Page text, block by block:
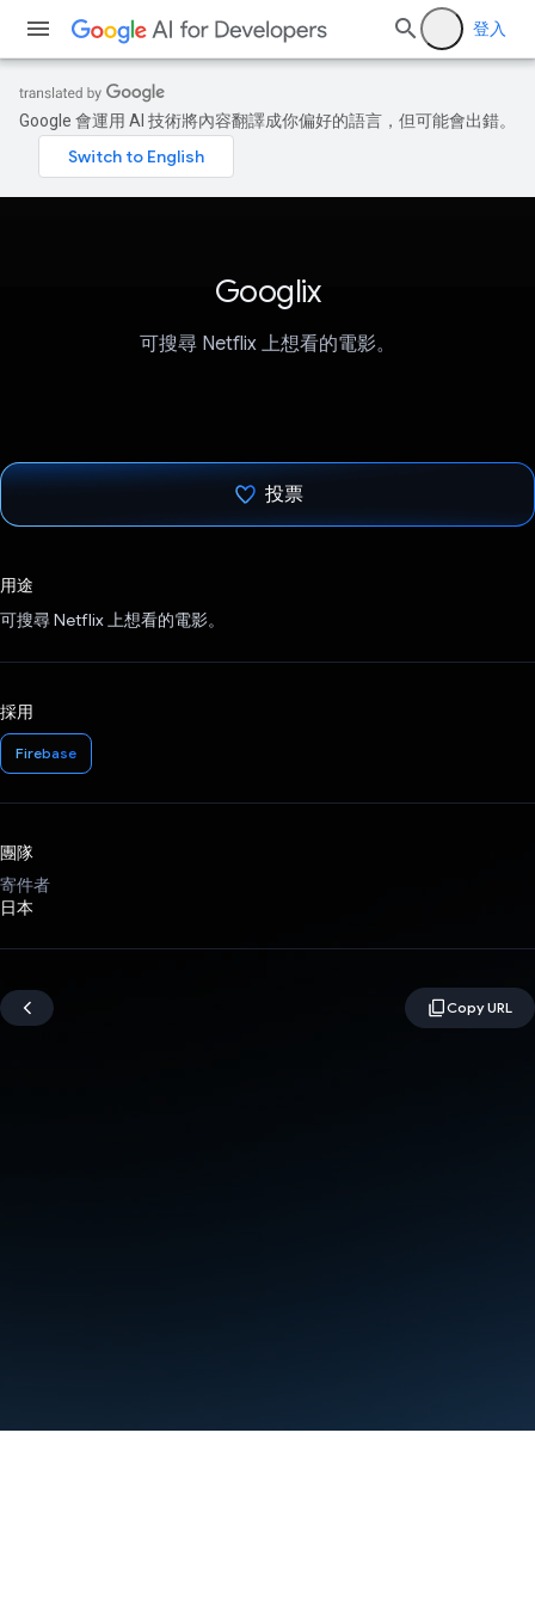
登入
Google 會運用 AI 技術將內容翻譯成你偏好的語言，但可能會出錯。
Googlix
可搜尋 Netflix 上想看的電影。
投票
用途
可搜尋 Netflix 上想看的電影。
採用
Firebase
團隊
寄件者
日本